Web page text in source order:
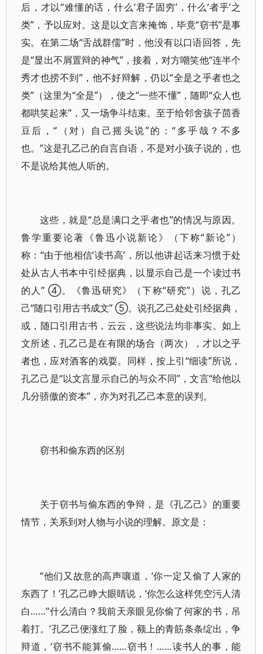
后，才以“难懂的话，什么‘君子固穷’，什么‘者乎’之
类”，予以应对。这是以文言来掩饰，毕竟“窃书”是事
实。在第二场“舌战群儒”时，他没有以口语回答，先
是“显出不屑置辩的神气”，接着，对方嘲笑他“连半个
秀才也捞不到”，他不好辩解，仍以“全是之乎者也之
类”（这里为“全是”），使之“一些不懂”，随即“众人也
都哄笑起来”，又一场争斗结束。至于给邻舍孩子茴香
豆后，“（对）自己摇头说”的：“多乎哉？不多
也。”这是孔乙己的自言自语，不是对小孩子说的，也
不是说给其他人听的。
这些，就是“总是满口之乎者也”的情况与原因。
鲁学重要论著《鲁迅小说新论》（下称“新论”）
称：“由于他相信‘读书高’，所以他讲起话来习惯于处
处从古人书本中引经据典，以显示自己是一个读过书
的人” ④。《鲁迅研究》（下称“研究”）说，孔乙
己“随口引用古书成文” ⑤。说孔乙己处处引经据典，
或，随口引用古书，云云，这些说法均非事实。如上
文所述，孔乙己是在有限的场合（两次），才以之乎
者也，应对酒客的戏耍。同样，按上引“细读”所说，
孔乙己是“以文言显示自己的与众不同”，文言“给他以
几分骄傲的资本”，亦为对孔乙己本意的误判。
窃书和偷东西的区别
关于窃书与偷东西的争辩，是《孔乙己》的重要
情节，关系到对人物与小说的理解。原文是：
“他们又故意的高声嚷道，‘你一定又偷了人家的
东西了！’孔乙己睁大眼睛说，‘你怎么这样凭空污人清
白……’‘什么清白？我前天亲眼见你偷了何家的书，吊
着打。’孔乙己便涨红了脸，额上的青筋条条绽出，争
辩道，‘窃书不能算偷……窃书！……读书人的事，能